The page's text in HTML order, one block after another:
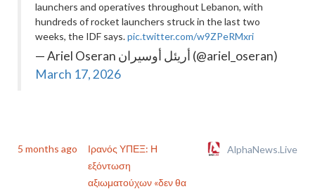
launchers and operatives throughout Lebanon, with
hundreds of rocket launchers struck in the last two
weeks, the IDF says.pic.twitter.com/w9ZPeRMxri
— Ariel Oseran أريئل أوسيران (@ariel_oseran)
March 17, 2026
5 months ago
Ιρανός ΥΠΕΞ: Η
εξόντωση
αξιωματούχων «δεν θα
AlphaNews.Live